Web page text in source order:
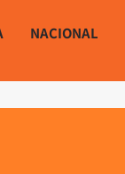
NACIONAL